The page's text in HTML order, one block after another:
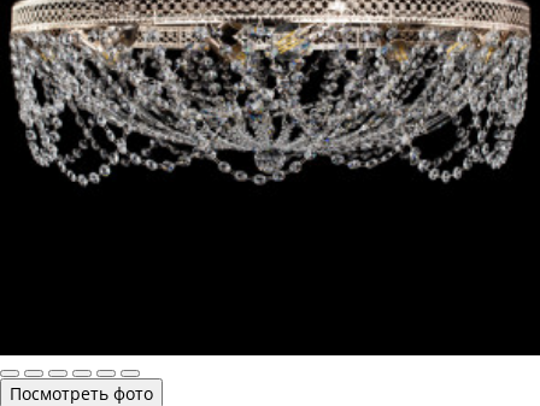
Посмотреть фото